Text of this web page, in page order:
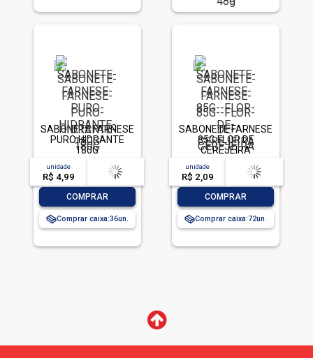
SABONETE FARNESE
PURO HIDRANTE
180G
unidade
R$ 4,99
acima de
-- --,--un.
COMPRAR
Comprar caixa:36
SABONETE FARNESE
85G FLOR DE
CEREJEIRA
unidade
R$ 2,09
acima de
-- --,--un.
COMPRAR
Comprar caixa:72